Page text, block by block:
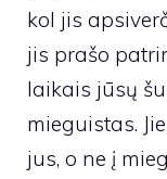
kol jis
jis prašo
laikais jūsų
mieguistas.
jus, o ne į